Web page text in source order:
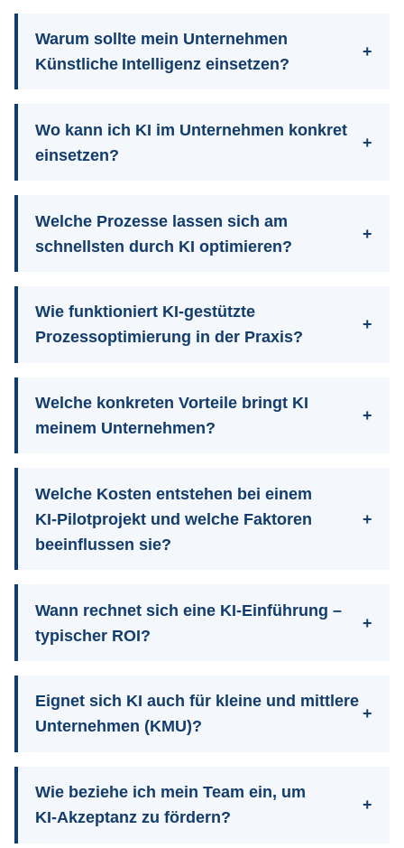
Warum sollte mein Unternehmen
Künstliche Intelligenz einsetzen?
Wo kann ich KI im Unternehmen konkret
einsetzen?
Welche Prozesse lassen sich am
schnellsten durch KI optimieren?
Wie funktioniert KI‑gestützte
Prozessoptimierung in der Praxis?
Welche konkreten Vorteile bringt KI
meinem Unternehmen?
Welche Kosten entstehen bei einem
KI‑Pilotprojekt und welche Faktoren
beeinflussen sie?
Wann rechnet sich eine KI‑Einführung –
typischer ROI?
Eignet sich KI auch für kleine und mittlere
Unternehmen (KMU)?
Wie beziehe ich mein Team ein, um
KI‑Akzeptanz zu fördern?